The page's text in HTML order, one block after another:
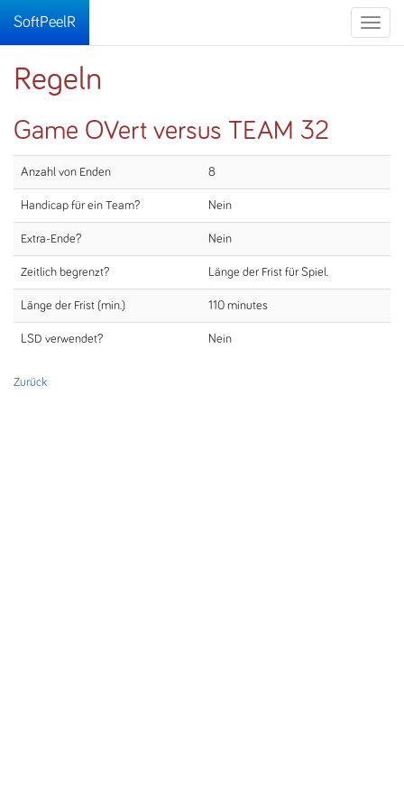
Toggle
SoftPeelR
Regeln
Game OVert versus TEAM 32
Anzahl von Enden 8
Handicap für ein Team? Nein
Extra-Ende? Nein
Zeitlich begrenzt? Länge der Frist für Spiel.
Länge der Frist (min.) 110 minutes
LSD verwendet? Nein
Zurück